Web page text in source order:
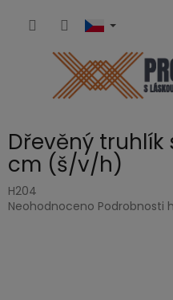
Dřevěný truhlík
cm (š/v/h)
H204
Průměrné
Neohodnoceno Podrobnosti